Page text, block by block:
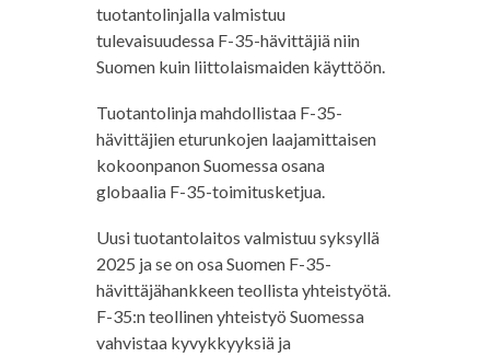
tuotantolinjalla valmistuu
tulevaisuudessa F-35-hävittäjiä niin
Suomen kuin liittolaismaiden käyttöön.
Tuotantolinja mahdollistaa F-35-
hävittäjien eturunkojen laajamittaisen
kokoonpanon Suomessa osana
globaalia F-35-toimitusketjua.
Uusi tuotantolaitos valmistuu syksyllä
2025 ja se on osa Suomen F-35-
hävittäjähankkeen teollista yhteistyötä.
F-35:n teollinen yhteistyö Suomessa
vahvistaa kyvykkyyksiä ja